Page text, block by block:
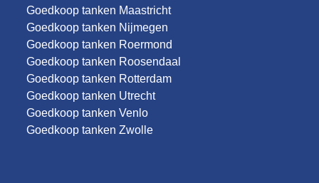
Goedkoop tanken Maastricht
Goedkoop tanken Nijmegen
Goedkoop tanken Roermond
Goedkoop tanken Roosendaal
Goedkoop tanken Rotterdam
Goedkoop tanken Utrecht
Goedkoop tanken Venlo
Goedkoop tanken Zwolle